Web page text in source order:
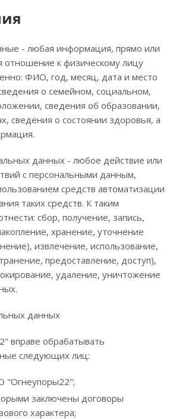
- любая информация, прямо или
к физическому лицу
ФИО, год, месяц, дата и место
о семейном, социальном,
сведения об образовании,
сведения о состоянии здоровья, а
данных - любое действие или
с персональными данным,
средств автоматизации
таких средств. К таким
сбор, получение, запись,
хранение, уточнение
извлечение, использование,
предоставление, доступ),
удаление, уничтожение
данных
вправе обрабатывать
следующих лиц:
"Огнеупоры22";
заключены договоры
характера;